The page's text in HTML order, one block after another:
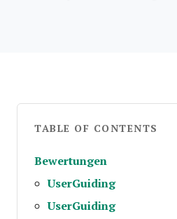
TABLE OF CONTENTS
Bewertungen
UserGuiding
UserGuiding